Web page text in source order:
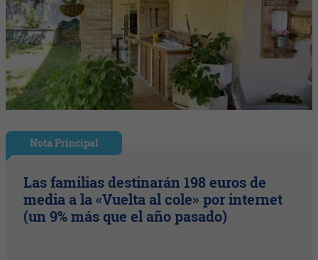
Nota Principal
Las familias destinarán 198 euros de
media a la «Vuelta al cole» por internet
(un 9% más que el año pasado)